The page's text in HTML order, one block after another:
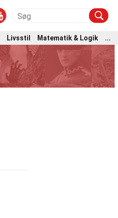
Livsstil Matematik & Logik ...